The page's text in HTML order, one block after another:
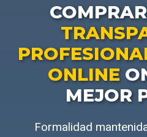
COMPRAR
ONLINE
MEJOR
Formalidad